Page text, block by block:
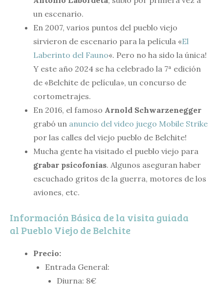
un escenario.
En 2007, varios puntos del pueblo viejo
sirvieron de escenario para la película «El
Laberinto del Fauno«. Pero no ha sido la única!
Y este año 2024 se ha celebrado la 7ª edición
de «Belchite de película», un concurso de
cortometrajes.
En 2016, el famoso Arnold Schwarzenegger
grabó un anuncio del video juego Mobile Strike
por las calles del viejo pueblo de Belchite!
Mucha gente ha visitado el pueblo viejo para
grabar psicofonías. Algunos aseguran haber
escuchado gritos de la guerra, motores de los
aviones, etc.
Información Básica de la visita guiada
al Pueblo Viejo de Belchite
Precio:
Entrada General:
Diurna: 8€